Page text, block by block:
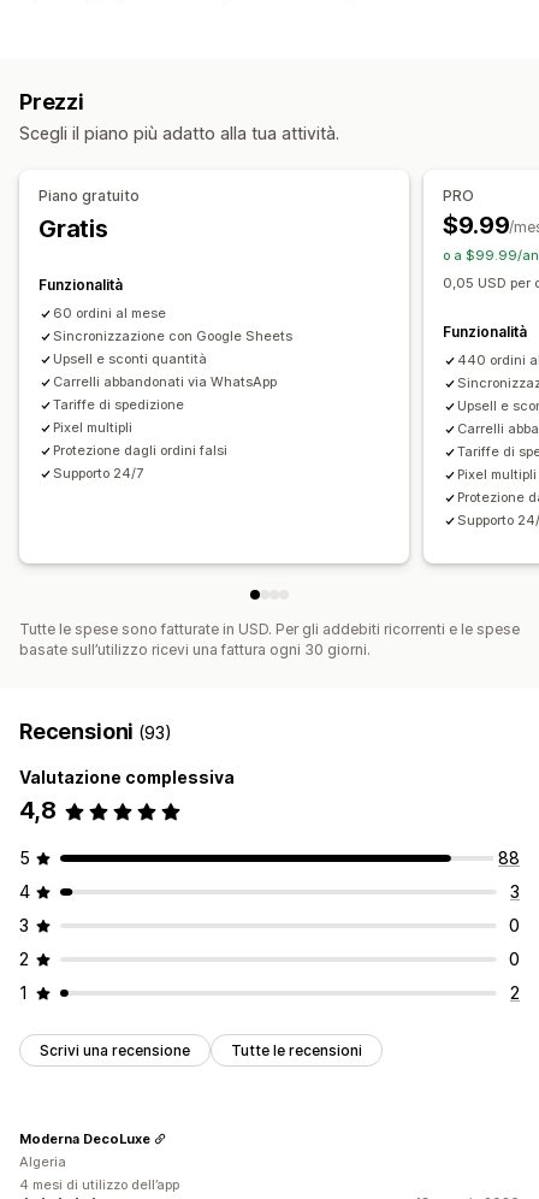
Personalizzazione dei moduli
Pulsanti personalizzati
Messaggi personalizzati
Moduli incorporati
Conversione e upselling
Cross-selling
Ordine con un clic
Upselling con un clic Upselling post-acquisto
Monitoraggio dei pixel
Recupero del carrello
Prezzi
Scegli il piano più adatto alla tua attività.
Piano gratuito
Gratis
Funzionalità
60 ordini al mese
Sincronizzazione con Google Sheets
Upsell e sconti quantità
Carrelli abbandonati via WhatsApp
Tariffe di spedizione
Pixel multipli
Protezione dagli ordini falsi
Supporto 24/7
PRO
$9.99/
o a $99.99/
0,05 USD per
Funzionalità
440 ordini
Upsell e
Carrelli
Tariffe di
Pixel multipli
Protezione
Supporto
Tutte le spese sono fatturate in USD. Per gli addebiti ricorrenti e le spese
basate sull’utilizzo ricevi una fattura ogni 30 giorni.
Recensioni (93)
Valutazione complessiva
4,8
5
88
4
3
3
0
2
0
1
2
Scrivi una recensione Tutte le recensioni
Moderna DecoLuxe
Algeria
4 mesi di utilizzo dell’app